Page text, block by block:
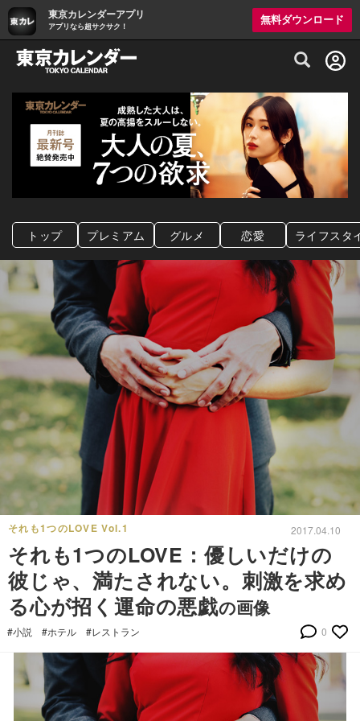
東京カレンダーアプリ
アプリなら超サクサク！
無料ダウンロード
グルメ情報・プレミアムレストラン予約
トップ プレミアム グルメ 恋愛 ライフスタ
それも1つのLOVE Vol.1 2017.04.10
それも1つのLOVE：優しいだけの
彼じゃ、満たされない。刺激を求め
る心が招く運命の悪戯の画像
#小説 #ホテル #レストラン 0